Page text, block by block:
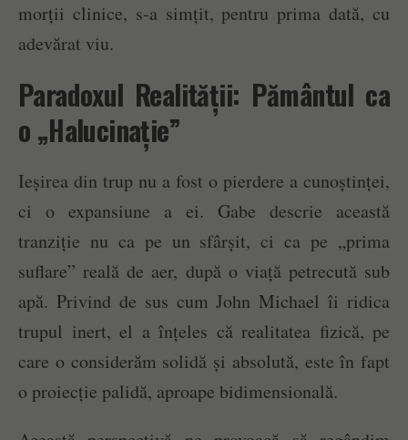
morții clinice, s-a simțit, pentru prima dată, cu
adevărat viu.
Paradoxul Realității: Pământul ca
o „Halucinație”
Ieșirea din trup nu a fost o pierdere a cunoștinței,
ci o expansiune a ei. Gabe descrie această
tranziție nu ca pe un sfârșit, ci ca pe „prima
suflare” reală de aer, după o viață petrecută sub
apă. Privind de sus cum John Michael îi ridica
trupul inert, el a înțeles că realitatea fizică, pe
care o considerăm solidă și absolută, este în fapt
o proiecție palidă, aproape bidimensională.